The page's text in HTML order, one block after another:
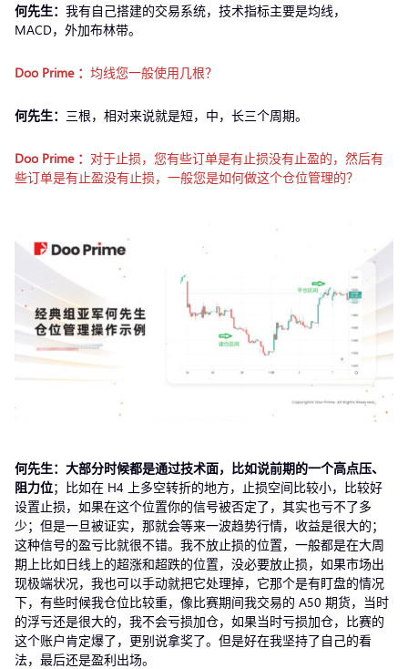
何先生： 我有自己搭建的交易系统，技术指标主要是均线，
MACD，外加布林带。
Doo Prime： 均线您一般使用几根？
何先生： 三根，相对来说就是短，中，长三个周期。
Doo Prime： 对于止损，您有些订单是有止损没有止盈的，然后有
些订单是有止盈没有止损，一般您是如何做这个仓位管理的？
何先生：大部分时候都是通过技术面，比如说前期的一个高点压、
阻力位；比如在 H4 上多空转折的地方，止损空间比较小，比较好
设置止损，如果在这个位置你的信号被否定了，其实也亏不了多
少；但是一旦被证实，那就会等来一波趋势行情，收益是很大的；
这种信号的盈亏比就很不错。我不放止损的位置，一般都是在大周
期上比如日线上的超涨和超跌的位置，没必要放止损，如果市场出
现极端状况，我也可以手动就把它处理掉，它那个是有盯盘的情况
下，有些时候我仓位比较重，像比赛期间我交易的 A50 期货，当时
的浮亏还是很大的，我不会亏损加仓，如果当时亏损加仓，比赛的
这个账户肯定爆了，更别说拿奖了。但是好在我坚持了自己的看
法，最后还是盈利出场。